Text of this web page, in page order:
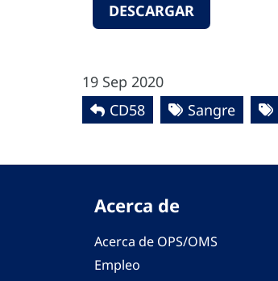
DESCARGAR
19 Sep 2020
CD58
Sangre
Acerca de
Acerca de OPS/OMS
Empleo